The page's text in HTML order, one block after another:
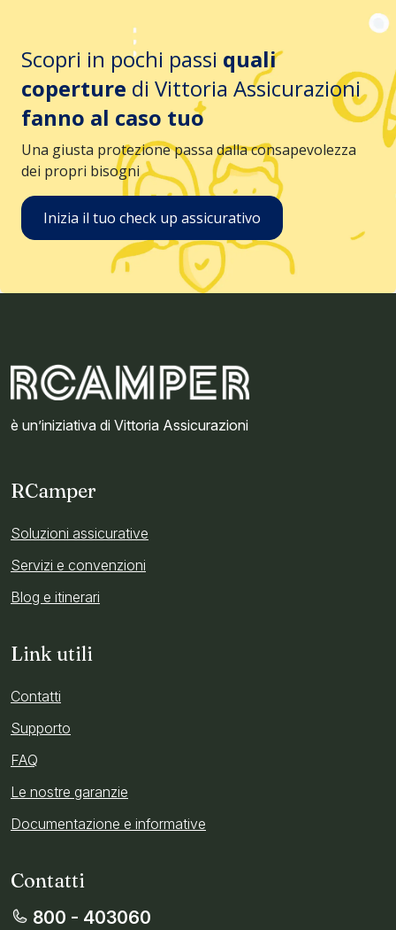
Scopri in pochi passi quali
coperture di Vittoria Assicurazioni
fanno al caso tuo
Una giusta protezione passa dalla consapevolezza
dei propri bisogni
Inizia il tuo check up assicurativo
è un’iniziativa di Vittoria Assicurazioni
RCamper
Soluzioni assicurative
Servizi e convenzioni
Blog e itinerari
Link utili
Contatti
Supporto
FAQ
Le nostre garanzie
Documentazione e informative
Contatti
800 - 403060